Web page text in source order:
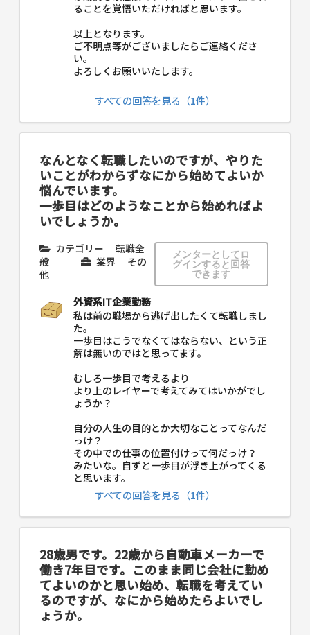
ることを覚悟いただければと思います。
以上となります。
ご不明点等がございましたらご連絡くださ
い。
よろしくお願いいたします。
すべての回答を見る（1件）
なんとなく転職したいのですが、やりた
いことがわからずなにから始めてよいか
悩んでいます。
一歩目はどのようなことから始めればよ
いでしょうか。
カテゴリー
転職全
般
業界
その
他
メンターとしてロ
グインすると回答
できます
外資系IT企業勤務
私は前の職場から逃げ出したくて転職しまし
た。
一歩目はこうでなくてはならない、という正
解は無いのではと思ってます。
むしろ一歩目で考えるより
より上のレイヤーで考えてみてはいかがでし
ょうか？
自分の人生の目的とか大切なことってなんだ
っけ？
その中での仕事の位置付けって何だっけ？
みたいな。自ずと一歩目が浮き上がってくる
と思います。
すべての回答を見る（1件）
28歳男です。22歳から自動車メーカーで
働き7年目です。このまま同じ会社に勤め
てよいのかと思い始め、転職を考えてい
るのですが、なにから始めたらよいでし
ょうか。